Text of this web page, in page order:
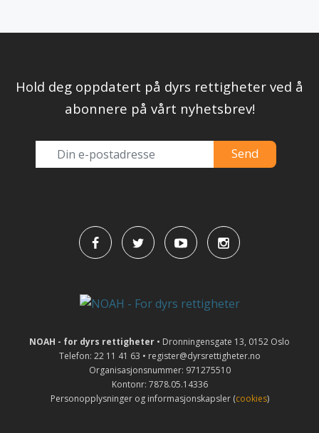
Hold deg oppdatert på dyrs rettigheter ved å
abonnere på vårt nyhetsbrev!
NOAH - for dyrs rettigheter • Dronningensgate 13, 0152 Oslo
Telefon: 22 11 41 63 • register@dyrsrettigheter.no
Organisasjonsnummer: 971275510
Kontonr: 7878.05.14336
Personopplysninger og informasjonskapsler (cookies)